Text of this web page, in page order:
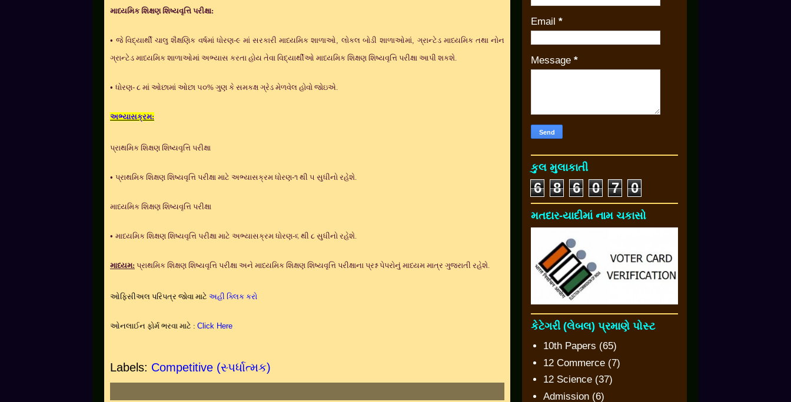
માધ્યમિક શિક્ષણ શિષ્યવૃત્તિ પરીક્ષા:
•જે વિદ્યાર્થી ચાલુ શૈક્ષણિક વર્ષમાં ધોરણ-૯ માં સરકારી માધ્યમિક શાળાઓ,લોકલ બોડી શાળાઓમાં, ગ્રાન્ટેડ માધ્યમિક તથા નોન
ગ્રાન્ટેડ માધ્યમિક શાળાઓમાં અભ્યાસ કરતા હોય તેવા વિદ્યાર્થીઓ માધ્યમિક શિક્ષણ શિષ્યવૃત્તિ પરીક્ષા આપી શકશે.
• ધોરણ- ૮ માં ઓછામાં ઓછા ૫૦% ગુણ કે સમકક્ષ ગ્રેડ મેળવેલ હોવો જોઇએ.
અભ્યાસક્રમ:
પ્રાથમિક શિક્ષણ શિષ્યવૃત્તિ પરીક્ષા
• પ્રાથમિક શિક્ષણ શિષ્યવૃત્તિ પરીક્ષા માટે અભ્યાસક્રમ ધોરણ-૧ થી ૫ સુધીનો રહેશે.
માધ્યમિક શિક્ષણ શિષ્યવૃત્તિ પરીક્ષા
• માધ્યમિક શિક્ષણ શિષ્યવૃત્તિ પરીક્ષા માટે અભ્યાસક્રમ ધોરણ-૬ થી ૮ સુધીનો રહેશે.
માધ્યમ: પ્રાથમિક શિક્ષણ શિષ્યવૃત્તિ પરીક્ષા અને માધ્યમિક શિક્ષણ શિષ્યવૃત્તિ પરીક્ષાના પ્રશ્ન પેપરોનું માધ્યમ માત્ર ગુજરાતી રહેશે.
ઓફિસીઅલ પરિપત્ર જોવા માટે અહી ક્લિક કરો
ઓનલાઈન ફોર્મ ભરવા માટે : Click Here
Labels: Competitive (સ્પર્ધાત્મક)
Email *
Message *
કુલ મુલાકાતી
6 8 6 0 7 0
મતદાર-યાદીમાં નામ ચકાસો
કેટેગરી (લેબલ) પ્રમાણે પોસ્ટ
10th Papers (65)
12 Commerce (7)
12 Science (37)
Admission (6)